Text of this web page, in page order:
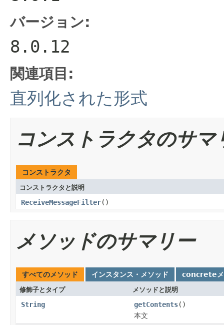
バージョン:
8.0.12
関連項目:
直列化された形式
コンストラクタのサマ
コンストラクタ
コンストラクタと説明
ReceiveMessageFilter()
メソッドのサマリー
すべてのメソッド インスタンス・メソッド concreteメ
修飾子とタイプ メソッドと説明
String getContents()
本文